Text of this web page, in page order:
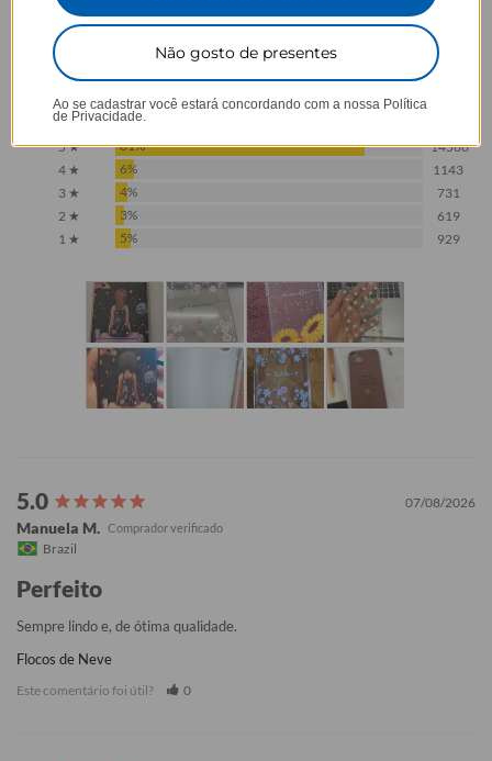
4,5
5 ★ 81%
14566
4 ★
6%
1143
3 ★
4%
731
2 ★
3%
619
1 ★
5% 929
07/08/2026
Manuela M.
Brazil
Perfeito
Sempre lindo e, de ótima qualidade.
Flocos de Neve
Este comentário foi útil? 0
Não gosto de presentes
Ao se cadastrar você estará concordando com a nossa Política
de Privacidade.